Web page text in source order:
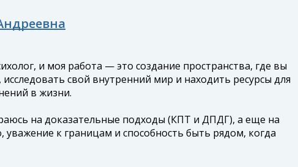
и моя работа — это создание пространства, где вы
свой внутренний мир и находить ресурсы для
в жизни.
на доказательные подходы (КПТ и ДПДГ), а еще на
уважение к границам и способность быть рядом, когда